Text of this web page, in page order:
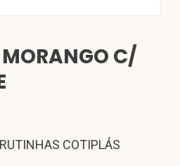
C/
COTIPLÁS